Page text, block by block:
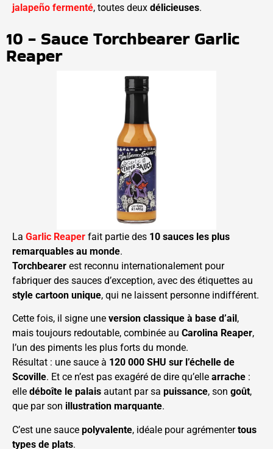
jalapeño fermenté, toutes deux délicieuses.
10 - Sauce Torchbearer Garlic
Reaper
La Garlic Reaper fait partie des 10 sauces les plus
remarquables au monde.
Torchbearer est reconnu internationalement pour
fabriquer des sauces d’exception, avec des étiquettes au
style cartoon unique, qui ne laissent personne indifférent.
Cette fois, il signe une version classique à base d’ail ,
mais toujours redoutable, combinée au Carolina Reaper,
l’un des piments les plus forts du monde.
Résultat : une sauce à 120 000 SHU sur l’échelle de
Scoville. Et ce n’est pas exagéré de dire qu’elle arrache :
elle déboîte le palais autant par sa puissance, son goût,
que par son illustration marquante.
C’est une sauce polyvalente, idéale pour agrémentertous
types de plats.